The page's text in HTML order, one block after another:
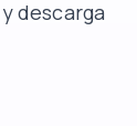
descarga